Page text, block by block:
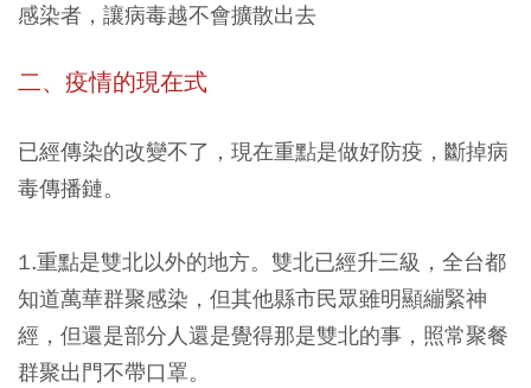
感染者，讓病毒越不會擴散出去
二、疫情的現在式
已經傳染的改變不了，現在重點是做好防疫，斷掉病
毒傳播鏈。
1.重點是雙北以外的地方。雙北已經升三級，全台都
知道萬華群聚感染，但其他縣市民眾雖明顯繃緊神
經，但還是部分人還是覺得那是雙北的事，照常聚餐
群聚出門不帶口罩。